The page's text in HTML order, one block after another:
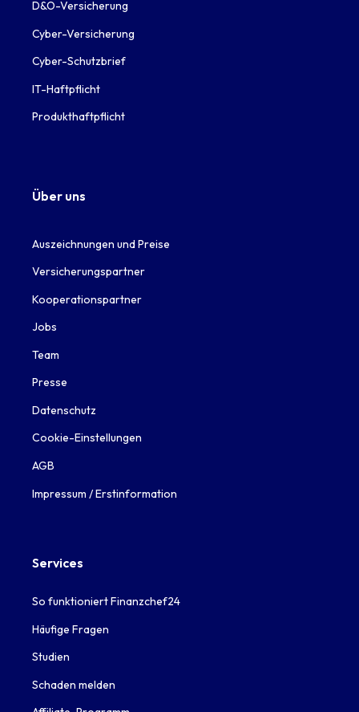
D&O-Versicherung
Cyber-Versicherung
Cyber-Schutzbrief
IT-Haftpflicht
Produkthaftpflicht
Über uns
Auszeichnungen und Preise
Versicherungspartner
Kooperationspartner
Jobs
Team
Presse
Datenschutz
Cookie-Einstellungen
AGB
Impressum / Erstinformation
Services
So funktioniert Finanzchef24
Häufige Fragen
Studien
Schaden melden